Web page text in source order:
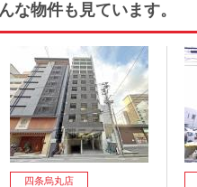
な物件も見ています。
四条烏丸店